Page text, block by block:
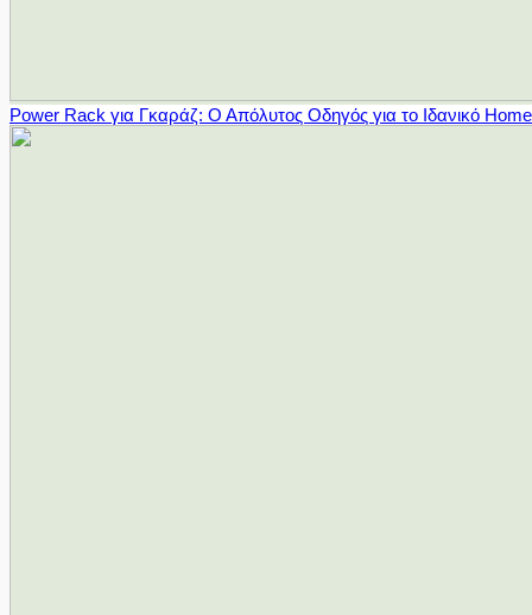
Power Rack για Γκαράζ: Ο Απόλυτος Οδηγός για το Ιδανικό